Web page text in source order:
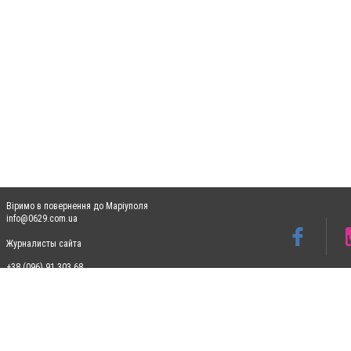
Віримо в повернення до Маріуполя
info@0629.com.ua
Журналисты сайта
+38 (096) 91 303 68